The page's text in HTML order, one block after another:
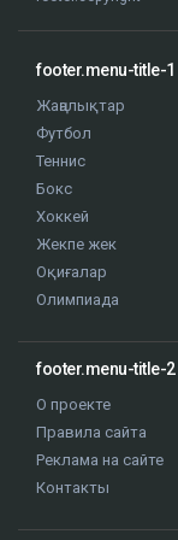
footer.menu-title-1
Жаңалықтар
Футбол
Теннис
Бокс
Хоккей
Жекпе жек
Оқиғалар
Олимпиада
footer.menu-title-2
О проекте
Правила сайта
Реклама на сайте
Контакты